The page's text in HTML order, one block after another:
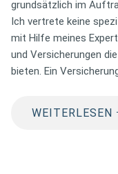
grundsätzlich im
Ich vertrete keine
mit Hilfe meines
und Versicherungen
bieten. Ein
WEITERLESEN